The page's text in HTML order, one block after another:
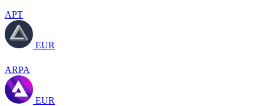
APT
EUR
ARPA
EUR